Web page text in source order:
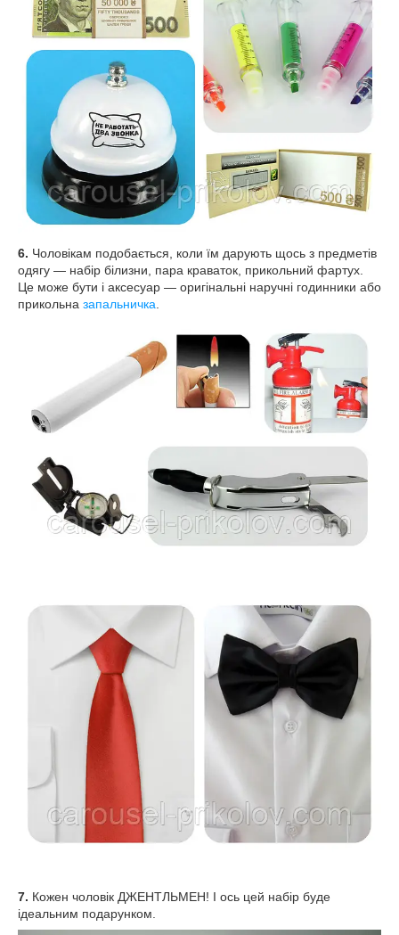
6. Чоловікам подобається, коли їм дарують щось з предметів
одягу — набір білизни, пара краваток, прикольний фартух.
Це може бути і аксесуар — оригінальні наручні годинники або
прикольна запальничка
7. Кожен чоловік ДЖЕНТЛЬМЕН! І ось цей набір буде
ідеальним подарунком.